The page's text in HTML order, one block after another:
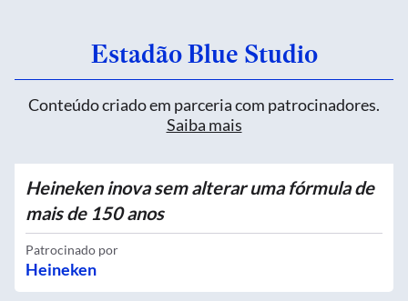
Estadão Blue Studio
Conteúdo criado em parceria com patrocinadores.
Saiba mais
Heineken inova sem alterar uma fórmula de
mais de 150 anos
Patrocinado por
Heineken